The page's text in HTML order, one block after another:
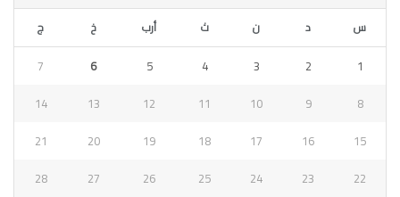
س د ن ث أرب خ ج
1
2
3
4
5
6
7
8
9
10
11
12
13
14
15
16
17
18
19
20
21
22
23
24
25
26
27
28